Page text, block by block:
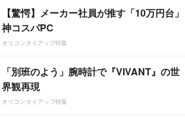
【驚愕】メーカー社員が推す「10万円台」
神コスパPC
オリコンタイアップ特集
「別班のよう」腕時計で『VIVANT』の世
界観再現
オリコンタイアップ特集